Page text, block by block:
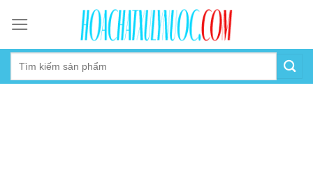
content